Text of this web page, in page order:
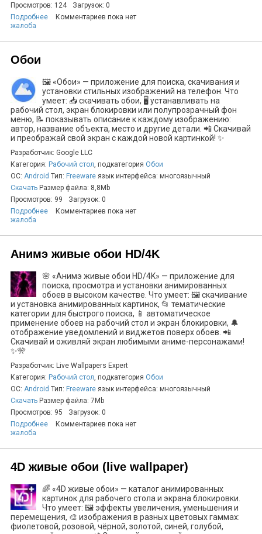
Просмотров: 124
Загрузок: 0
Подробнее
Комментариев пока нет
жалоба
Обои
🖼️ «Обои» — приложение для поиска, скачивания и
установки стильных изображений на телефон. Что
умеет: 📥 скачивать обои, 🖥️ устанавливать на
рабочий стол, экран блокировки или полупрозрачный фон
меню, 📝 показывать описание к каждому изображению:
автор, название объекта, место и другие детали. 📲 Скачивай
и преображай свой экран с каждой новой картинкой! ✨
Разработчик: Google LLC
Категория: Рабочий стол, подкатегория Обои
ОС: Android Тип: Freeware язык интерфейса: многоязычный
Скачать Размер файла: 8,8Mb
Просмотров: 99
Загрузок: 0
Подробнее
Комментариев пока нет
жалоба
Анимэ живые обои HD/4K
🌸 «Анимэ живые обои HD/4K» — приложение для
поиска, просмотра и установки анимированных
обоев в высоком качестве. Что умеет: 🖼️ скачивание
и установка анимированных картинок, 📂 тематические
категории для быстрого поиска, 📱 автоматическое
применение обоев на рабочий стол и экран блокировки, 🔔
отображение уведомлений и виджетов поверх обоев. 📲
Скачивай и оживляй экран любимыми аниме-персонажами!
✨🎌
Разработчик: Live Wallpapers Expert
Категория: Рабочий стол, подкатегория Обои
ОС: Android Тип: Freeware язык интерфейса: многоязычный
Скачать Размер файла: 7Mb
Просмотров: 95
Загрузок: 0
Подробнее
Комментариев пока нет
жалоба
4D живые обои (live wallpaper)
🌈 «4D живые обои» — каталог анимированных
картинок для рабочего стола и экрана блокировки.
Что умеет: 🖼️ эффекты увеличения, уменьшения и
перемещения, 🎨 изображения в разных цветовых гаммах:
фиолетовой, розовой, чёрной, золотой, синей, голубой,